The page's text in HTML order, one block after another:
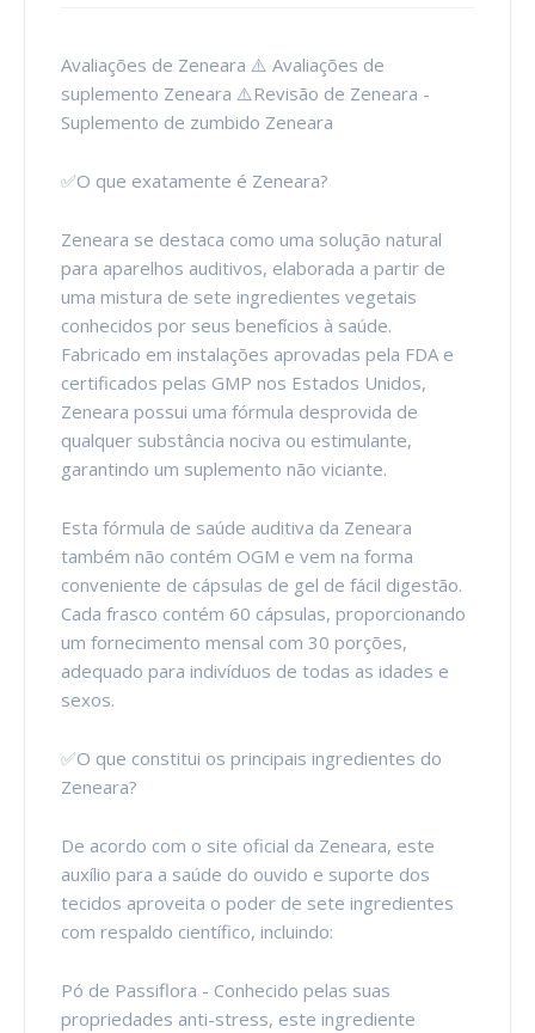
Avaliações de Zeneara ⚠️ Avaliações de
suplemento Zeneara ⚠️Revisão de Zeneara -
Suplemento de zumbido Zeneara
✅O que exatamente é Zeneara?
Zeneara se destaca como uma solução natural
para aparelhos auditivos, elaborada a partir de
uma mistura de sete ingredientes vegetais
conhecidos por seus benefícios à saúde.
Fabricado em instalações aprovadas pela FDA e
certificados pelas GMP nos Estados Unidos,
Zeneara possui uma fórmula desprovida de
qualquer substância nociva ou estimulante,
garantindo um suplemento não viciante.
Esta fórmula de saúde auditiva da Zeneara
também não contém OGM e vem na forma
conveniente de cápsulas de gel de fácil digestão.
Cada frasco contém 60 cápsulas, proporcionando
um fornecimento mensal com 30 porções,
adequado para indivíduos de todas as idades e
sexos.
✅O que constitui os principais ingredientes do
Zeneara?
De acordo com o site oficial da Zeneara, este
auxílio para a saúde do ouvido e suporte dos
tecidos aproveita o poder de sete ingredientes
com respaldo científico, incluindo:
Pó de Passiflora - Conhecido pelas suas
propriedades anti-stress, este ingrediente